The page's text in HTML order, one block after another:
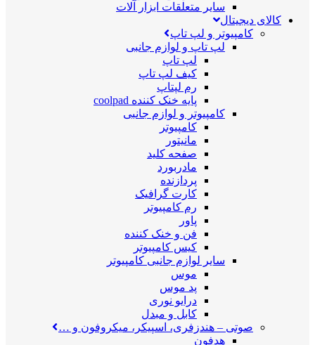
سایر متعلقات ابزار آلات
کالای دیجیتال
کامپیوتر و لپ تاپ
لپ تاپ و لوازم جانبی
لپ تاپ
کیف لپ تاپ
رم لپتاپ
پایه خنک کننده coolpad
کامپیوتر و لوازم جانبی
کامپیوتر
مانیتور
صفحه کلید
مادربورد
پردازنده
کارت گرافیک
رم کامپیوتر
پاور
فن و خنک کننده
کیس کامپیوتر
سایر لوازم جانبی کامپیوتر
موس
پد موس
درایو نوری
کابل و مبدل
صوتی – هندزفری، اسپیکر، میکروفون و …
هدفون